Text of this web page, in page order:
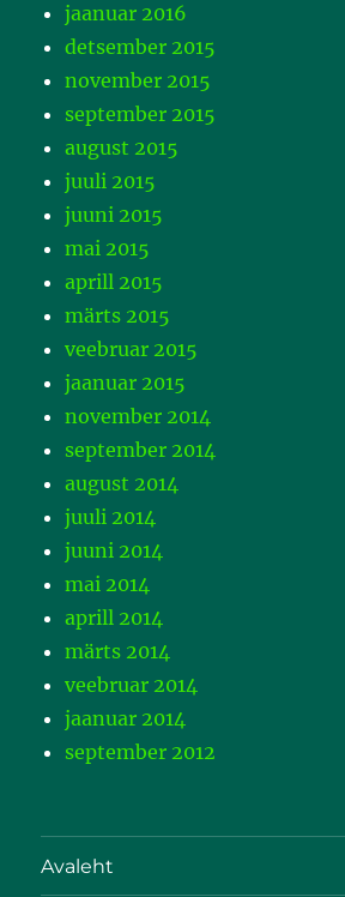
jaanuar 2016
detsember 2015
november 2015
september 2015
august 2015
juuli 2015
juuni 2015
mai 2015
aprill 2015
märts 2015
veebruar 2015
jaanuar 2015
november 2014
september 2014
august 2014
juuli 2014
juuni 2014
mai 2014
aprill 2014
märts 2014
veebruar 2014
jaanuar 2014
september 2012
Avaleht